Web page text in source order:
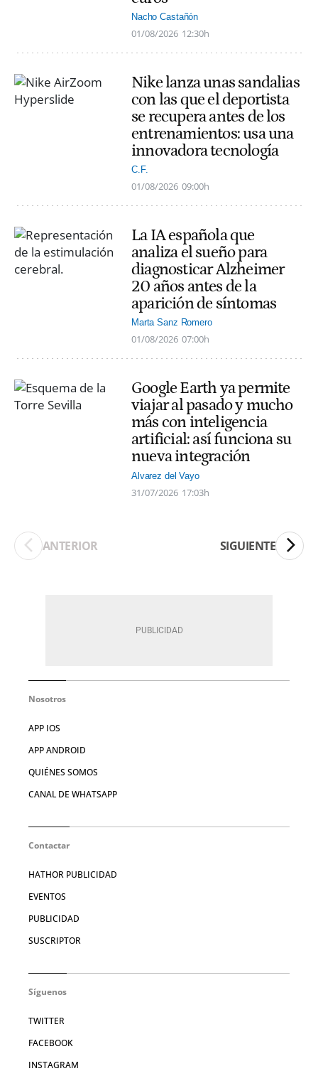
Nacho Castañón
01/08/2026 12:30h
Nike lanza unas sandalias
con las que el deportista
se recupera antes de los
entrenamientos: usa una
innovadora tecnología
C.F.
01/08/2026 09:00h
La IA española que
analiza el sueño para
diagnosticar Alzheimer
20 años antes de la
aparición de síntomas
Marta Sanz Romero
01/08/2026 07:00h
Google Earth ya permite
viajar al pasado y mucho
más con inteligencia
artificial: así funciona su
nueva integración
Alvarez del Vayo
31/07/2026 17:03h
ANTERIOR SIGUIENTE
Nosotros
APP IOS
APP ANDROID
QUIÉNES SOMOS
CANAL DE WHATSAPP
Contactar
HATHOR PUBLICIDAD
EVENTOS
PUBLICIDAD
SUSCRIPTOR
Síguenos
TWITTER
FACEBOOK
INSTAGRAM